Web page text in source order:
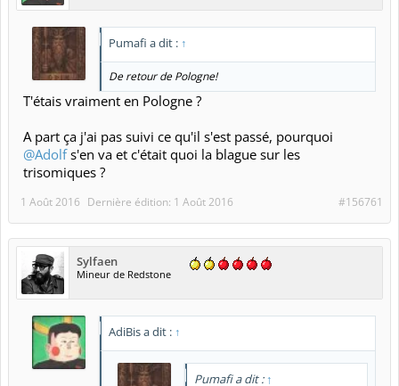
Pumafi a dit : ↑
De retour de Pologne!
T'étais vraiment en Pologne ?
A part ça j'ai pas suivi ce qu'il s'est passé, pourquoi
@Adolfs'en va et c'était quoi la blague sur les
trisomiques ?
#156761
1 Août 2016 Dernière édition: 1 Août 2016
Sylfaen
Mineur de Redstone
AdiBis a dit : ↑
Pumafi a dit : ↑